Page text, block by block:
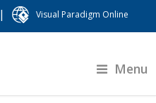
| Visual Paradigm Online
Menu